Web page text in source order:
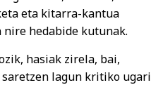
eta kitarra-kantua
hedabide kutunak.
hasiak zirela, bai,
lagun kritiko ugari